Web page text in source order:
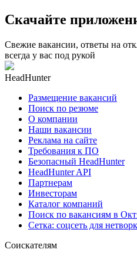
Скачайте
Свежие вакансии, ответы на
всегда у вас под рукой
HeadHunter
Размещение вакансий
Поиск по резюме
О компании
Наши вакансии
Реклама на сайте
Требования к ПО
Безопасный HeadHunter
HeadHunter API
Партнерам
Инвесторам
Каталог компаний
Поиск по вакансиям в
Сетка: соцсеть для
Соискателям